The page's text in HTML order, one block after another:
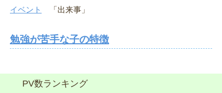
イベント 「出来事」
勉強が苦手な子の特徴
PV数ランキング